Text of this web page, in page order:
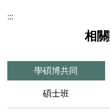
區
:::
相
學碩博共同
碩士班